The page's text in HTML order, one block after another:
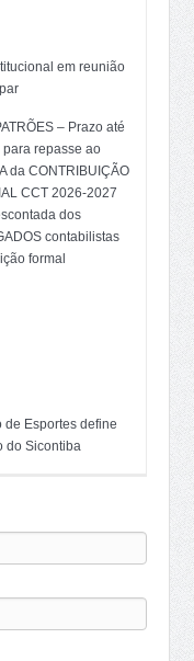
em reunião
– Prazo até
para repasse ao
da CONTRIBUIÇÃO
CCT 2026-2027
dos
contabilistas
formal
de Esportes define
do Sicontiba